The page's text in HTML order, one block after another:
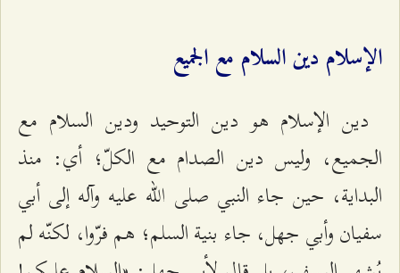
الإسلام دين السلام مع الجميع
دين الإسلام هو دين التوحيد ودين السلام مع
الجميع، وليس دين الصدام مع الكلّ؛ أي: منذ
البداية، حين جاء النبي صلى الله عليه وآله إلى أبي
سفيان وأبي جهل، جاء بنية السلم؛ هم فرّوا، لكنّه لم